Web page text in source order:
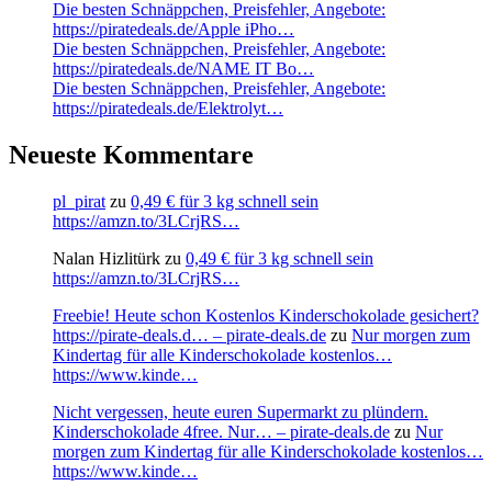
Die besten Schnäppchen, Preisfehler, Angebote:
https://piratedeals.de/Apple iPho…
Die besten Schnäppchen, Preisfehler, Angebote:
https://piratedeals.de/NAME IT Bo…
Die besten Schnäppchen, Preisfehler, Angebote:
https://piratedeals.de/Elektrolyt…
Neueste Kommentare
pl_pirat zu 0,49 € für 3 kg schnell sein
https://amzn.to/3LCrjRS…
Nalan Hizlitürk zu 0,49 € für 3 kg schnell sein
https://amzn.to/3LCrjRS…
Freebie! Heute schon Kostenlos Kinderschokolade gesichert?
https://pirate-deals.d… – pirate-deals.de zu Nur morgen zum
Kindertag für alle Kinderschokolade kostenlos…
https://www.kinde…
Nicht vergessen, heute euren Supermarkt zu plündern.
Kinderschokolade 4free. Nur… – pirate-deals.de zu Nur
morgen zum Kindertag für alle Kinderschokolade kostenlos…
https://www.kinde…